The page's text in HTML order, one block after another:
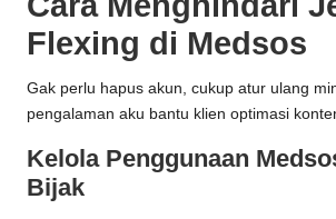
Flexing di Medsos
Gak perlu hapus akun, cukup atur ulang
pengalaman aku bantu klien optimasi
Kelola Penggunaan
Bijak